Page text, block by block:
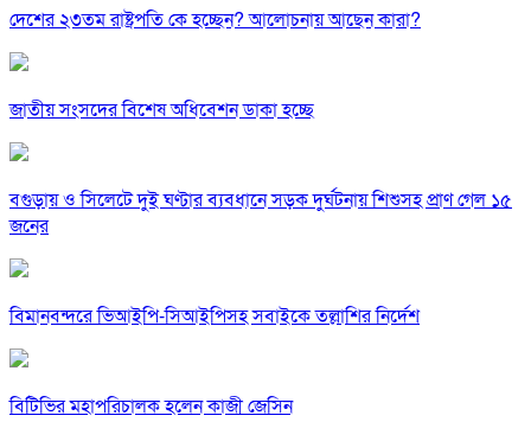
দেশের ২৩তম রাষ্ট্রপতি কে হচ্ছেন? আলোচনায় আছেন কারা?
জাতীয় সংসদের বিশেষ অধিবেশন ডাকা হচ্ছে
বগুড়ায় ও সিলেটে দুই ঘণ্টার ব্যবধানে সড়ক দুর্ঘটনায় শিশুসহ প্রাণ গেল ১৫
জনের
বিমানবন্দরে ভিআইপি-সিআইপিসহ সবাইকে তল্লাশির নির্দেশ
বিটিভির মহাপরিচালক হলেন কাজী জেসিন